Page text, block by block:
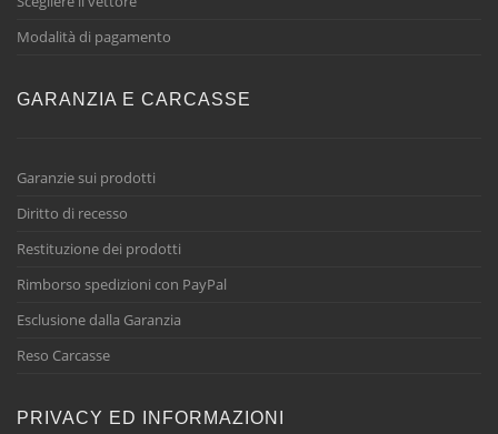
Modalità di pagamento
GARANZIA E CARCASSE
Garanzie sui prodotti
Diritto di recesso
Restituzione dei prodotti
Rimborso spedizioni con PayPal
Esclusione dalla Garanzia
Reso Carcasse
PRIVACY ED INFORMAZIONI